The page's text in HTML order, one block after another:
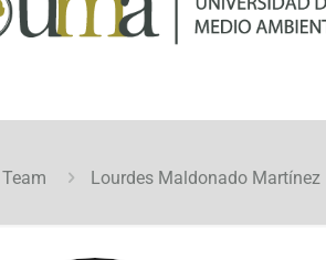
Team Lourdes Maldonado Martínez